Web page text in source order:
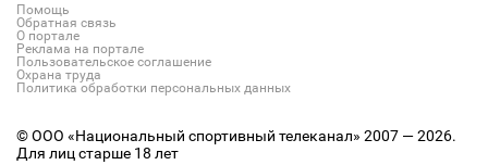
Помощь
Обратная связь
О портале
Реклама на портале
Пользовательское соглашение
Охрана труда
Политика обработки персональных данных
© ООО «Национальный спортивный телеканал» 2007 — 2026.
Для лиц старше 18 лет